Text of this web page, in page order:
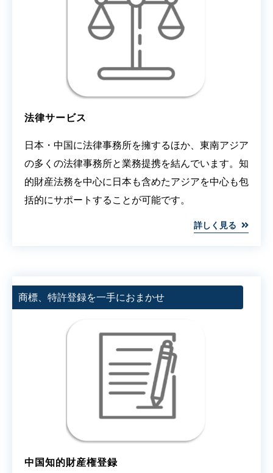
法律サービス
日本・中国に法律事務所を擁するほか、東南アジア
の多くの法律事務所と業務提携を結んでいます。知
的財産法務を中心に日本も含めたアジアを中心も包
括的にサポートすることが可能です。
詳しく見る
商標、特許登録を一手におまかせ
中国知的財産権登録